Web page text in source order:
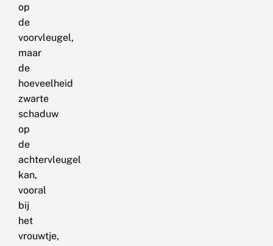
op
de
voorvleugel,
maar
de
hoeveelheid
zwarte
schaduw
op
de
achtervleugel
kan,
vooral
bij
het
vrouwtje,